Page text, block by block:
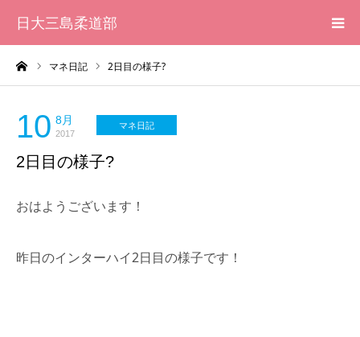
日大三島柔道部
マネ日記 2日目の様子?
10 8月
2017
マネ日記
2日目の様子?
おはようございます！
昨日のインターハイ2日目の様子です！
HOME
柔道部 紹介
ブログ
大会記録
写真集